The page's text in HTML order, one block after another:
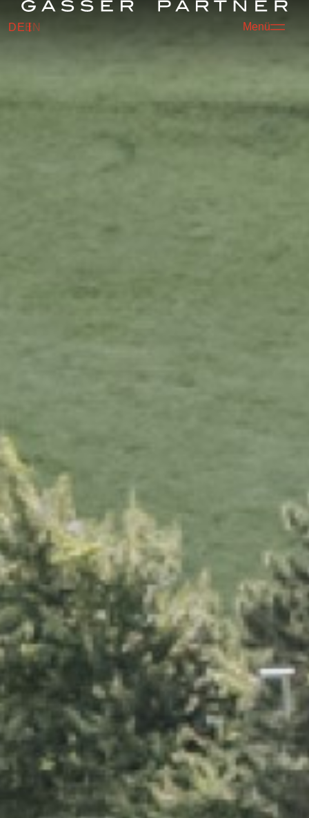
Menü
DE EN